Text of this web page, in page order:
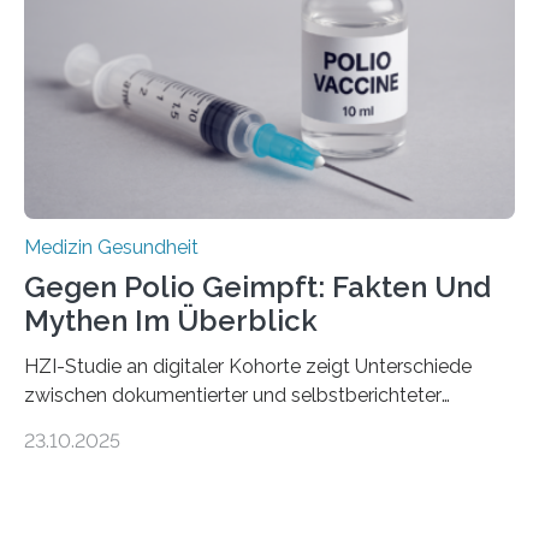
Hertie-Institut für klinische Hirnforschung am
Universitätsklinikum Tübingen haben eine solche
Schwachstelle im Erbgut einer Untergruppe des
Medulloblastoms gefunden. Die Wilhelm Sander-
Stiftung unterstützte das Projekt…
Medizin Gesundheit
Gegen Polio Geimpft: Fakten Und
Mythen Im Überblick
HZI-Studie an digitaler Kohorte zeigt Unterschiede
zwischen dokumentierter und selbstberichteter
Kinderlähmung, ist eine ansteckende Krankheit, die
23.10.2025